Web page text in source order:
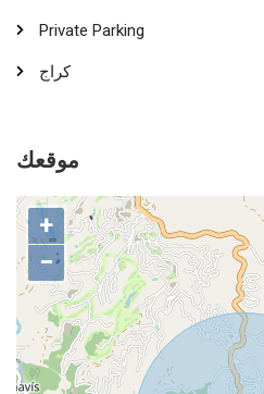
Private Parking
كراج
موقعك
+
−